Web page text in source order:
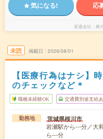
気になる! 応
派遣会社 株
未読 掲載日 2026/08/01
【医療行為はナシ】
のチェックなど＊
職種未経験OK 交通費別途支給
勤務地 茨城県桜川市
岩瀬駅から---分／大
ら---分